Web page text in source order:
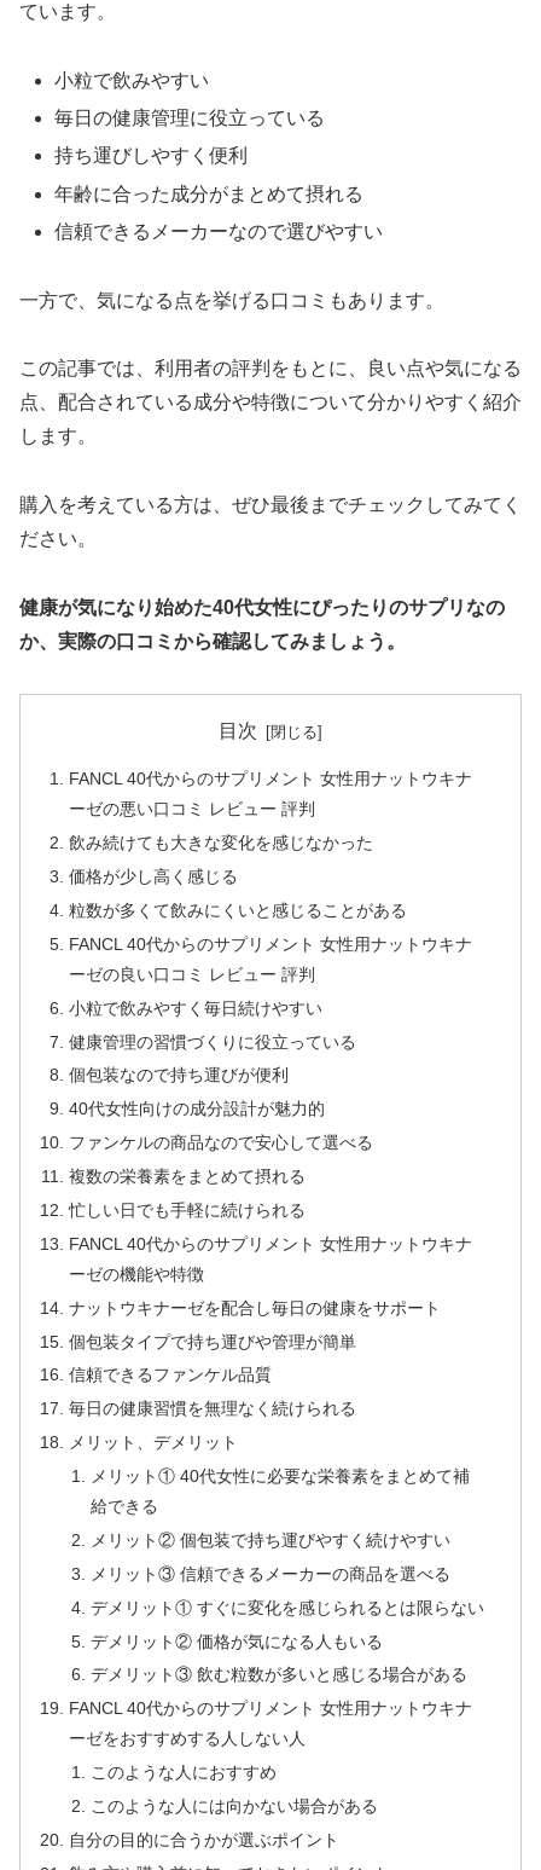
ています。
小粒で飲みやすい
毎日の健康管理に役立っている
持ち運びしやすく便利
年齢に合った成分がまとめて摂れる
信頼できるメーカーなので選びやすい
一方で、気になる点を挙げる口コミもあります。
この記事では、利用者の評判をもとに、良い点や気になる
点、配合されている成分や特徴について分かりやすく紹介
します。
購入を考えている方は、ぜひ最後までチェックしてみてく
ださい。
健康が気になり始めた40代女性にぴったりのサプリなの
か、実際の口コミから確認してみましょう。
目次
FANCL 40代からのサプリメント 女性用ナットウキナ
ーゼの悪い口コミ レビュー 評判
飲み続けても大きな変化を感じなかった
価格が少し高く感じる
粒数が多くて飲みにくいと感じることがある
FANCL 40代からのサプリメント 女性用ナットウキナ
ーゼの良い口コミ レビュー 評判
小粒で飲みやすく毎日続けやすい
健康管理の習慣づくりに役立っている
個包装なので持ち運びが便利
40代女性向けの成分設計が魅力的
ファンケルの商品なので安心して選べる
複数の栄養素をまとめて摂れる
忙しい日でも手軽に続けられる
FANCL 40代からのサプリメント 女性用ナットウキナ
ーゼの機能や特徴
ナットウキナーゼを配合し毎日の健康をサポート
個包装タイプで持ち運びや管理が簡単
信頼できるファンケル品質
毎日の健康習慣を無理なく続けられる
メリット、デメリット
メリット① 40代女性に必要な栄養素をまとめて補
給できる
メリット② 個包装で持ち運びやすく続けやすい
メリット③ 信頼できるメーカーの商品を選べる
デメリット① すぐに変化を感じられるとは限らない
デメリット② 価格が気になる人もいる
デメリット③ 飲む粒数が多いと感じる場合がある
FANCL 40代からのサプリメント 女性用ナットウキナ
ーゼをおすすめする人しない人
このような人におすすめ
このような人には向かない場合がある
自分の目的に合うかが選ぶポイント